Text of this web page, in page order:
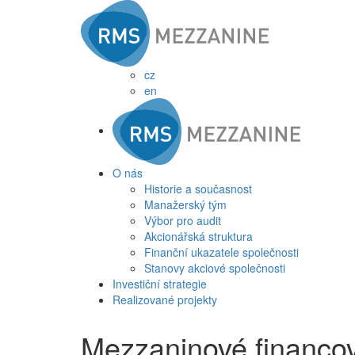
cz
en
O nás
Historie a současnost
Manažerský tým
Výbor pro audit
Akcionářská struktura
Finanční ukazatele společnosti
Stanovy akciové společnosti
Investiční strategie
Realizované projekty
Mezzaninové